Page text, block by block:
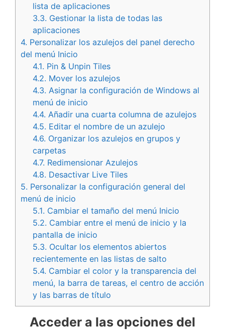
lista de aplicaciones
3.3. Gestionar la lista de todas las
aplicaciones
4. Personalizar los azulejos del panel derecho
del menú Inicio
4.1. Pin & Unpin Tiles
4.2. Mover los azulejos
4.3. Asignar la configuración de Windows al
menú de inicio
4.4. Añadir una cuarta columna de azulejos
4.5. Editar el nombre de un azulejo
4.6. Organizar los azulejos en grupos y
carpetas
4.7. Redimensionar Azulejos
4.8. Desactivar Live Tiles
5. Personalizar la configuración general del
menú de inicio
5.1. Cambiar el tamaño del menú Inicio
5.2. Cambiar entre el menú de inicio y la
pantalla de inicio
5.3. Ocultar los elementos abiertos
recientemente en las listas de salto
5.4. Cambiar el color y la transparencia del
menú, la barra de tareas, el centro de acción
y las barras de título
Acceder a las opciones del